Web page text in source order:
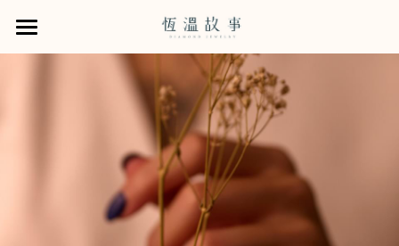
婚戒
從他的樣貌選擇婚戒
GIA培育鑽石
Rose Flame121鑽石
所有商品分類
訂婚鑽戒
恆溫的服務
恆溫拾年 · 牽手故事書
售後服務
商品分類
所有商品分類
部落格分類
所有博客分類